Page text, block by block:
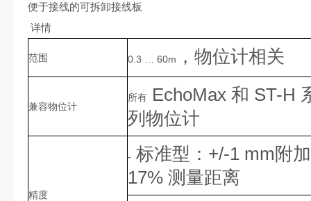
便于接线的可拆卸接线板
详情
范围 0.3 … 60m ，物位计相关
兼容物位计
所有 EchoMax 和 ST-H
列物位计
精度
- 标准型： +/-1 mm附加
17% 测量距离